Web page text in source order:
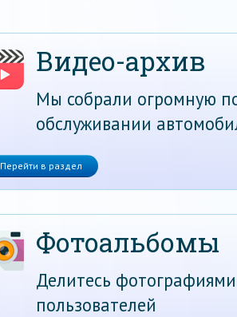
Видео-архив
Мы собрали огромную
обслуживании
Перейти в раздел
Фотоальбомы
Делитесь
пользователей